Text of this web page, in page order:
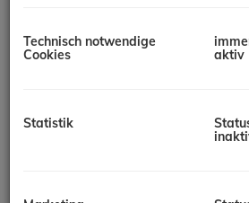
Meer entfernt, befindet sich diese
einem luxuriösen Neubau mit
bietet maximale Privatsphäre, viel
Technisch notwendige
Cookies
aktiv
Statistik